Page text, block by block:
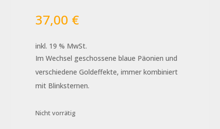
37,00 €
inkl. 19 % MwSt.
Im Wechsel geschossene blaue Päonien und
verschiedene Goldeffekte, immer kombiniert
mit Blinksternen.
Nicht vorrätig